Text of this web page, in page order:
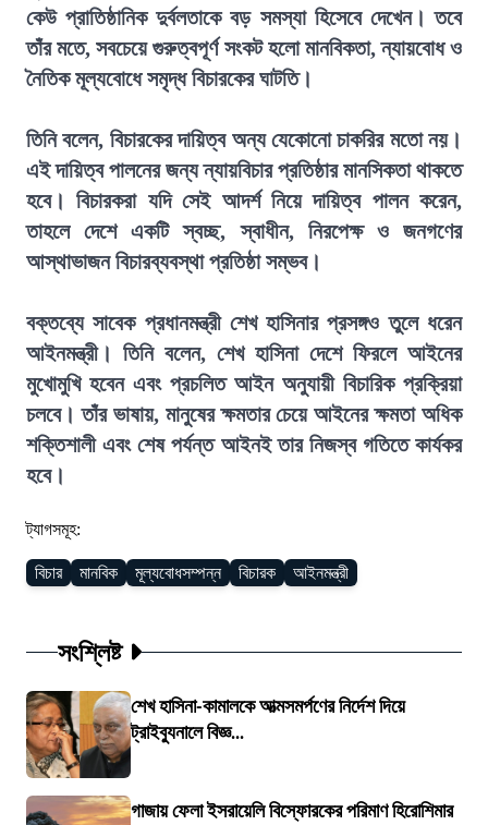
কেউ প্রাতিষ্ঠানিক দুর্বলতাকে বড় সমস্যা হিসেবে দেখেন। তবে
তাঁর মতে, সবচেয়ে গুরুত্বপূর্ণ সংকট হলো মানবিকতা, ন্যায়বোধ ও
নৈতিক মূল্যবোধে সমৃদ্ধ বিচারকের ঘাটতি।
তিনি বলেন, বিচারকের দায়িত্ব অন্য যেকোনো চাকরির মতো নয়।
এই দায়িত্ব পালনের জন্য ন্যায়বিচার প্রতিষ্ঠার মানসিকতা থাকতে
হবে। বিচারকরা যদি সেই আদর্শ নিয়ে দায়িত্ব পালন করেন,
তাহলে দেশে একটি স্বচ্ছ, স্বাধীন, নিরপেক্ষ ও জনগণের
আস্থাভাজন বিচারব্যবস্থা প্রতিষ্ঠা সম্ভব।
বক্তব্যে সাবেক প্রধানমন্ত্রী শেখ হাসিনার প্রসঙ্গও তুলে ধরেন
আইনমন্ত্রী। তিনি বলেন, শেখ হাসিনা দেশে ফিরলে আইনের
মুখোমুখি হবেন এবং প্রচলিত আইন অনুযায়ী বিচারিক প্রক্রিয়া
চলবে। তাঁর ভাষায়, মানুষের ক্ষমতার চেয়ে আইনের ক্ষমতা অধিক
শক্তিশালী এবং শেষ পর্যন্ত আইনই তার নিজস্ব গতিতে কার্যকর
হবে।
ট্যাগসমূহ:
বিচার মানবিক মূল্যবোধসম্পন্ন বিচারক আইনমন্ত্রী
সংশ্লিষ্ট
শেখ হাসিনা-কামালকে আত্মসমর্পণের নির্দেশ দিয়ে
ট্রাইব্যুনালে বিজ্ঞ...
গাজায় ফেলা ইসরায়েলি বিস্ফোরকের পরিমাণ হিরোশিমার